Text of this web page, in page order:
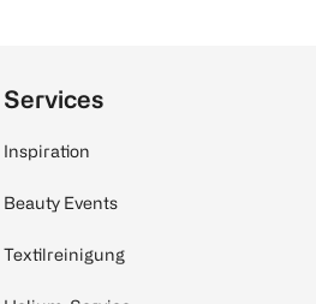
Services
Inspiration
Beauty Events
Textilreinigung